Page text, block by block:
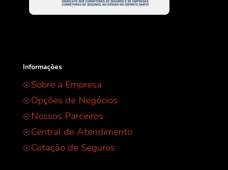
Informações
Sobre a Empresa
Opções de Negócios
Nossos Parceiros
Central de Atendimento
Cotação de Seguros